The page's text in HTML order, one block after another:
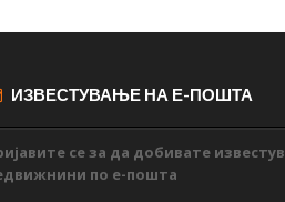
ИЗВЕСТУВАЊЕ НА Е-ПОШТА
се за да добивате
по е-пошта